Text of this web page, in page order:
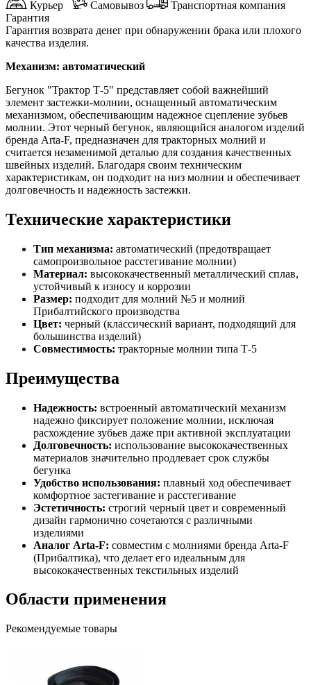
Курьер Самовывоз
Транспортная компания
Гарантия
Гарантия возврата денег при обнаружении брака или плохого
качества изделия.
Механизм: автоматический
Бегунок "Трактор Т-5" представляет собой важнейший
элемент застежки-молнии, оснащенный автоматическим
механизмом, обеспечивающим надежное сцепление зубьев
молнии. Этот черный бегунок, являющийся аналогом изделий
бренда Arta-F, предназначен для тракторных молний и
считается незаменимой деталью для создания качественных
швейных изделий. Благодаря своим техническим
характеристикам, он подходит на низ молнии и обеспечивает
долговечность и надежность застежки.
Технические характеристики
Тип механизма: автоматический (предотвращает
самопроизвольное расстегивание молнии)
Материал: высококачественный металлический сплав,
устойчивый к износу и коррозии
Размер: подходит для молний №5 и молний
Прибалтийского производства
Цвет: черный (классический вариант, подходящий для
большинства изделий)
Совместимость: тракторные молнии типа Т-5
Преимущества
Надежность: встроенный автоматический механизм
надежно фиксирует положение молнии, исключая
расхождение зубьев даже при активной эксплуатации
Долговечность: использование высококачественных
материалов значительно продлевает срок службы
бегунка
Удобство использования: плавный ход обеспечивает
комфортное застегивание и расстегивание
Эстетичность: строгий черный цвет и современный
дизайн гармонично сочетаются с различными
изделиями
Аналог Arta-F: совместим с молниями бренда Arta-F
(Прибалтика), что делает его идеальным для
высококачественных текстильных изделий
Области применения
Рекомендуемые товары